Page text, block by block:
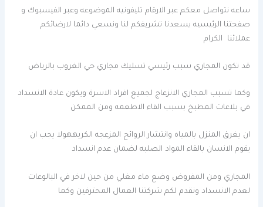
ساعه نتواصل معكم عبر الارقام تليفونيه الموضوعه وعبر الفيسبوك و
صفحتنا الرئيسيه يسعدنا تشريفكم لنا ونسعي دائما لارضائكم
عملائنا الكرام
قد تكون المجاري سبب رئيسي تسليك مجاري حي الغروب بالرياض
وكما تسبب المجاري الانزعاج لجميع افراد الاسرة ويكون عادة الانسداد
في بلاعات المطبخ بسبب القاء الاطعمه ومن الممكن
ان يغرق المنزل بالمياه وانتشار الروائح المزعجه الكريههولا يجب ان
يقوم الانسان بالقاء المواد الصلبه لضمان عدم انسداد
المجاري ومن المفروض وضع ماء مغلي من حين لاخر في البالوعات
لعدم الانسداد ونقدم لكم شركتنا العمال المحترفين وكما